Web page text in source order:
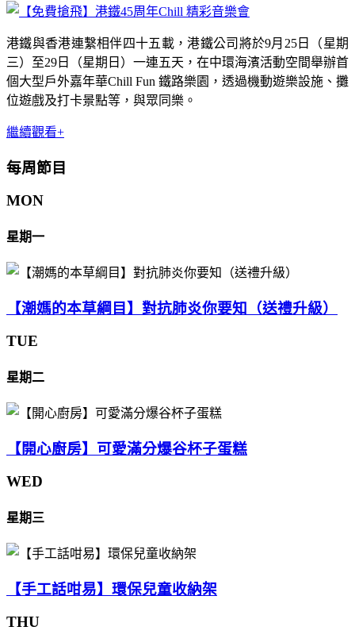
港鐵與香港連繫相伴四十五載，港鐵公司將於9月25日（星期
三）至29日（星期日）一連五天，在中環海濱活動空間舉辦首
個大型戶外嘉年華Chill Fun 鐵路樂園，透過機動遊樂設施、攤
位遊戲及打卡景點等，與眾同樂。
繼續觀看+
每周節目
MON
星期一
【潮媽的本草綱目】對抗肺炎你要知（送禮升級）
TUE
星期二
【開心廚房】可愛滿分爆谷杯子蛋糕
WED
星期三
【手工話咁易】環保兒童收納架
THU